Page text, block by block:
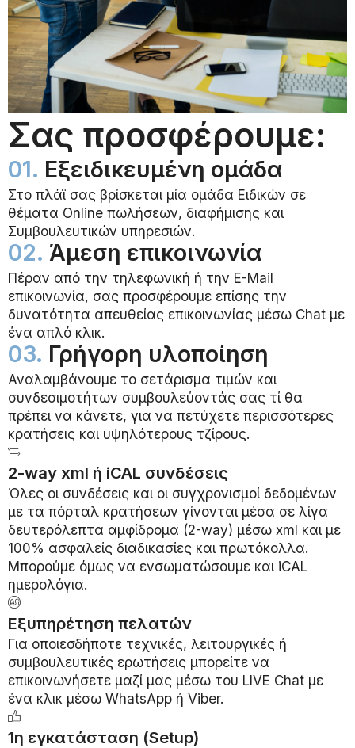
Σας προσφέρουμε:
01. Εξειδικευμένη ομάδα
Στο πλάϊ σας βρίσκεται μία ομάδα Ειδικών σε
θέματα Online πωλήσεων, διαφήμισης και
Συμβουλευτικών υπηρεσιών.
02. Άμεση επικοινωνία
Πέραν από την τηλεφωνική ή την E-Mail
επικοινωνία, σας προσφέρουμε επίσης την
δυνατότητα απευθείας επικοινωνίας μέσω Chat με
ένα απλό κλικ.
03. Γρήγορη υλοποίηση
Αναλαμβάνουμε το σετάρισμα τιμών και
συνδεσιμοτήτων συμβουλεύοντάς σας τί θα
πρέπει να κάνετε, για να πετύχετε περισσότερες
κρατήσεις και υψηλότερους τζίρους.
2-way xml ή iCAL συνδέσεις
Όλες οι συνδέσεις και οι συγχρονισμοί δεδομένων
με τα πόρταλ κρατήσεων γίνονται μέσα σε λίγα
δευτερόλεπτα αμφίδρομα (2-way) μέσω xml και με
100% ασφαλείς διαδικασίες και πρωτόκολλα.
Μπορούμε όμως να ενσωματώσουμε και iCAL
ημερολόγια.
Εξυπηρέτηση πελατών
Για οποιεσδήποτε τεχνικές, λειτουργικές ή
συμβουλευτικές ερωτήσεις μπορείτε να
επικοινωνήσετε μαζί μας μέσω του LIVE Chat με
ένα κλικ μέσω WhatsApp ή Viber.
1η εγκατάσταση (Setup)